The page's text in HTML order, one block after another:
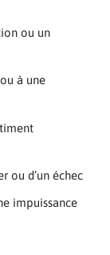
ou un
à une
ou d’un échec
impuissance